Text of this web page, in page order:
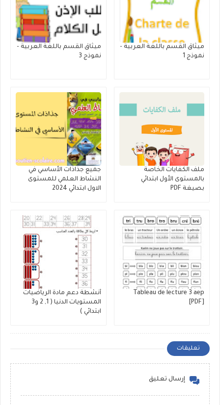
ميثاق القسم باللغة العربية -
نموذج 1
ميثاق القسم باللغة العربية -
نموذج 3
ملف الكفايات الخاصة
بالمستوى الأول ابتدائي
بصيغة PDF
جميع جذاذات الأساسي في
النشاط العلمي للمستوى
الاول ابتدائي 2024
Tableau de lecture 3 aep
[PDF]
أنشطة دعم مادة الرياضيات
المستويات الدنيا ( 1, 2 و3
ابتدائي )
تعليقات
إرسال تعليق